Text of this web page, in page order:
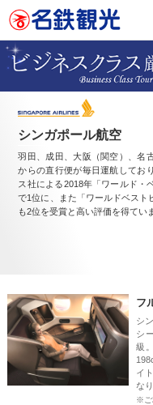
シンガポール航空
羽田、成田、大阪（関空）、名
からの直行便が毎日運航してお
ス社による2018年「ワールド・
で1位に、また「ワールドベスト
も2位を受賞と高い評価を得てい
フ
シ
シ
級
イ
な
※ご